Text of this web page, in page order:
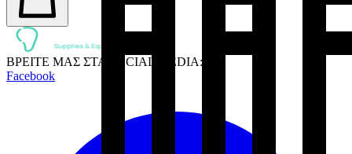
ΒΡΕΙΤΕ ΜΑΣ ΣΤΑ SOCIAL MEDIA:
Facebook